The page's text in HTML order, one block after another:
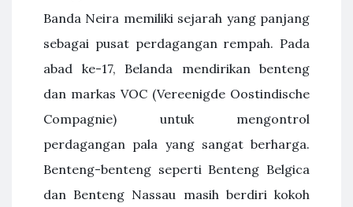
Banda Neira memiliki sejarah yang panjang
sebagai pusat perdagangan rempah. Pada
abad ke-17, Belanda mendirikan benteng
dan markas VOC (Vereenigde Oostindische
Compagnie) untuk mengontrol
perdagangan pala yang sangat berharga.
Benteng-benteng seperti Benteng Belgica
dan Benteng Nassau masih berdiri kokoh